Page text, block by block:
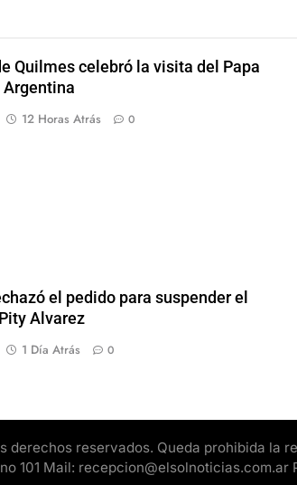
Quilmes celebró la visita del Papa
Argentina
12 Horas Atrás 0
el pedido para suspender el
Alvarez
1 Día Atrás 0
derechos reservados. Queda prohibida
101 Mail: